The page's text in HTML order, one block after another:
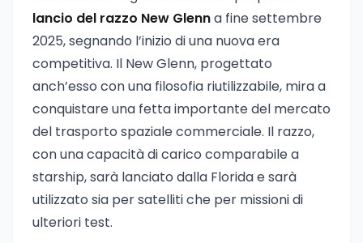
lancio del razzo New Glenna fine settembre
2025, segnando l’inizio di una nuova era
competitiva. Il New Glenn, progettato
anch’esso con una filosofia riutilizzabile, mira a
conquistare una fetta importante del mercato
del trasporto spaziale commerciale. Il razzo,
con una capacità di carico comparabile a
starship, sarà lanciato dalla Florida e sarà
utilizzato sia per satelliti che per missioni di
ulteriori test.